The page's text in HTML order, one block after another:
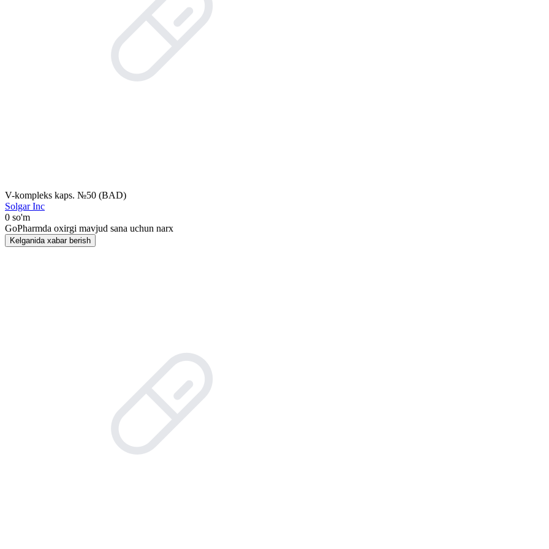
V-kompleks kaps. №50 (BAD)
Solgar Inc
0 so'm
GoPharmda oxirgi mavjud sana uchun narx
Kelganida xabar berish